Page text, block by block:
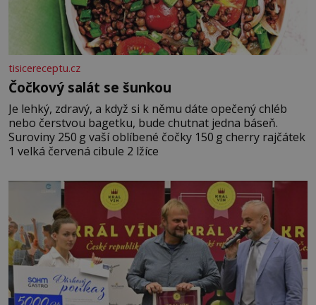
tisicereceptu.cz
Čočkový salát se šunkou
Je lehký, zdravý, a když si k němu dáte opečený chléb
nebo čerstvou bagetku, bude chutnat jedna báseň.
Suroviny 250 g vaší oblíbené čočky 150 g cherry rajčátek
1 velká červená cibule 2 lžíce